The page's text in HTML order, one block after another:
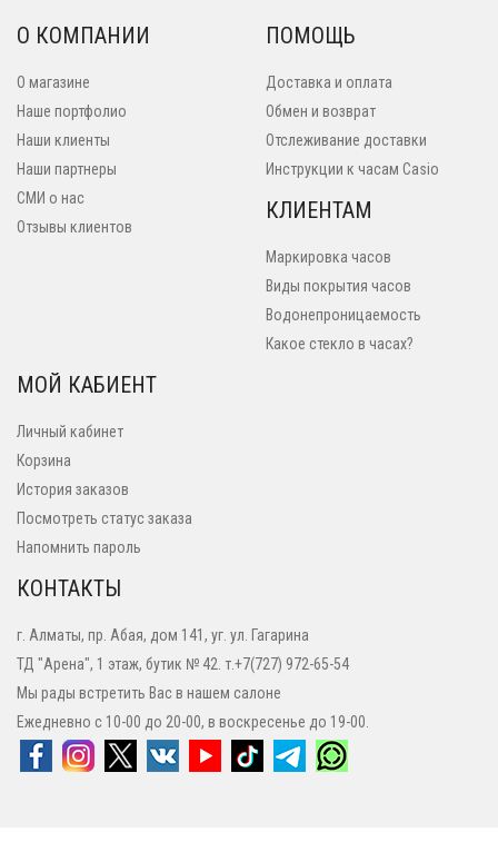
О КОМПАНИИ
О магазине
Наше портфолио
Наши клиенты
Наши партнеры
СМИ о нас
Отзывы клиентов
ПОМОЩЬ
Доставка и оплата
Обмен и возврат
Отслеживание доставки
Инструкции к часам Casio
КЛИЕНТАМ
Маркировка часов
Виды покрытия часов
Водонепроницаемость
Какое стекло в часах?
МОЙ КАБИЕНТ
Личный кабинет
Корзина
История заказов
Посмотреть статус заказа
Напомнить пароль
КОНТАКТЫ
г. Алматы, пр. Абая, дом 141, уг. ул. Гагарина
ТД "Арена", 1 этаж, бутик № 42. т.+7(727) 972-65-54
Мы рады встретить Вас в нашем салоне
Ежедневно с 10-00 до 20-00, в воскресенье до 19-00.